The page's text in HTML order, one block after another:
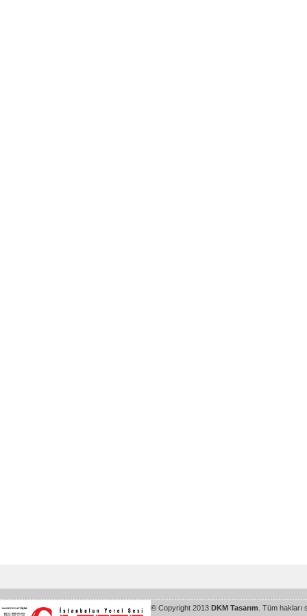
© Copyright 2013 DKM Tasarım . Tüm hakları